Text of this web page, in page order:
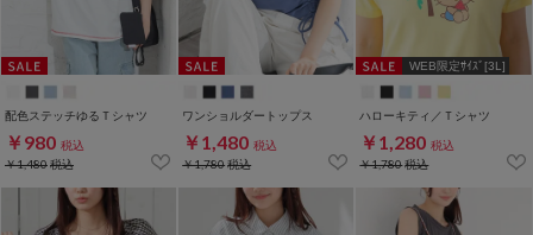
配色ステッチゆるＴシャツ
￥980 税込
￥1,480税込
ワンショルダートップス
￥1,480 税込
￥1,780税込
WEB限定ｻｲｽﾞ[3L]
ハローキティ／Ｔシャツ
￥1,280 税込
￥1,780税込